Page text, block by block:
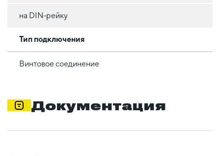
на DIN-рейку
Тип подключения
Винтовое соединение
Документация